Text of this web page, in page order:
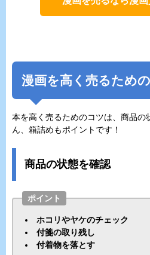
漫画を高く売るため
本を高く売るためのコツは、商品の
ん、箱詰めもポイントです！
商品の状態を確認
ポイント
ホコリやヤケのチェック
付箋の取り残し
付着物を落とす